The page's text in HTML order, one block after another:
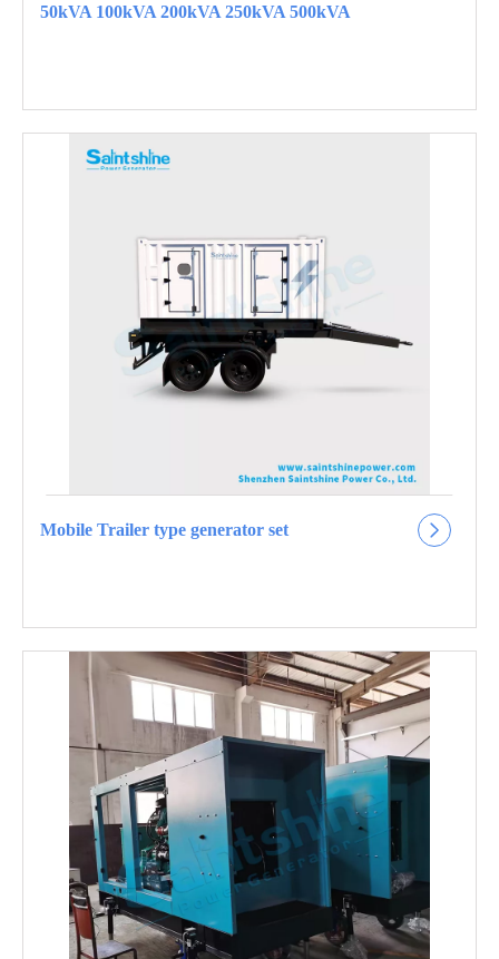
50kVA 100kVA 200kVA 250kVA 500kVA
Mobile Trailer type generator set